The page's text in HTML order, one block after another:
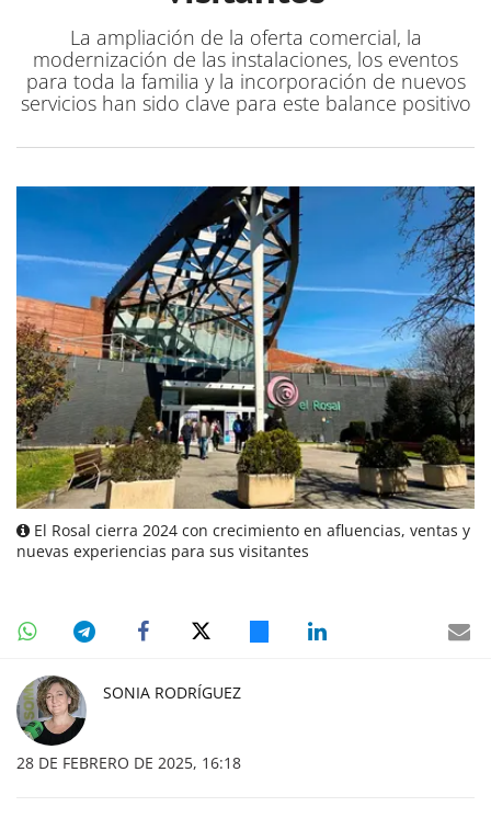
La ampliación de la oferta comercial, la
modernización de las instalaciones, los eventos
para toda la familia y la incorporación de nuevos
servicios han sido clave para este balance positivo
El Rosal cierra 2024 con crecimiento en afluencias, ventas y
nuevas experiencias para sus visitantes
SONIA RODRÍGUEZ
28 DE FEBRERO DE 2025, 16:18